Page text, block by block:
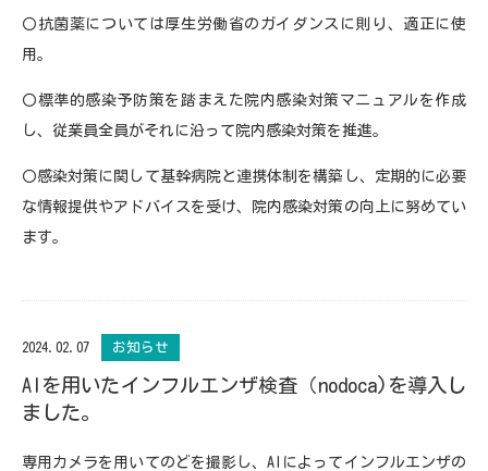
〇抗菌薬については厚生労働省のガイダンスに則り、適正に使
用。
〇標準的感染予防策を踏まえた院内感染対策マニュアルを作成
し、従業員全員がそれに沿って院内感染対策を推進。
〇感染対策に関して基幹病院と連携体制を構築し、定期的に必要
な情報提供やアドバイスを受け、院内感染対策の向上に努めてい
ます。
2024.02.07 お知らせ
AIを用いたインフルエンザ検査（nodoca)を導入し
ました。
専用カメラを用いてのどを撮影し、AIによってインフルエンザの